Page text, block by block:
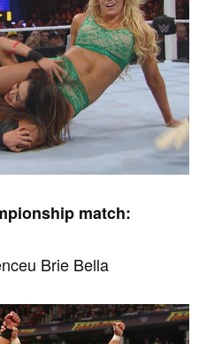
match:
Brie Bella